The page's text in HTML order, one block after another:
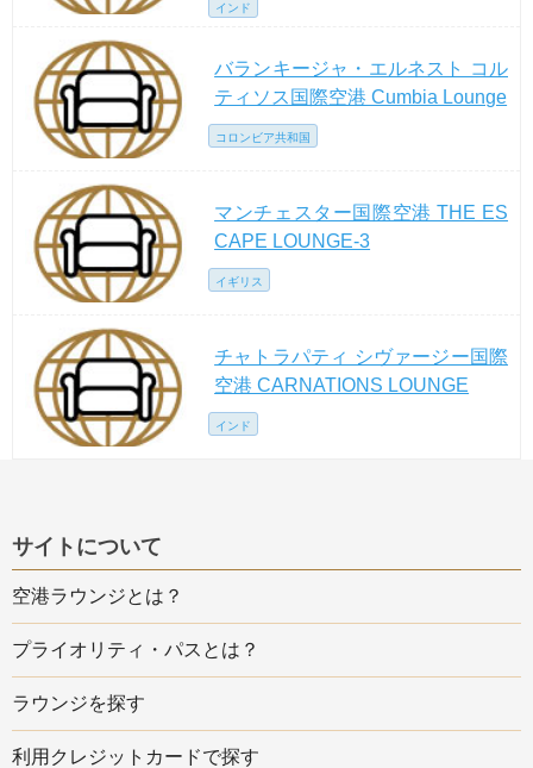
インド
バランキージャ・エルネスト コル
ティソス国際空港 Cumbia Lounge
コロンビア共和国
マンチェスター国際空港 THE ES
CAPE LOUNGE-3
イギリス
チャトラパティ シヴァージー国際
空港 CARNATIONS LOUNGE
インド
サイトについて
空港ラウンジとは？
プライオリティ・パスとは？
ラウンジを探す
利用クレジットカードで探す